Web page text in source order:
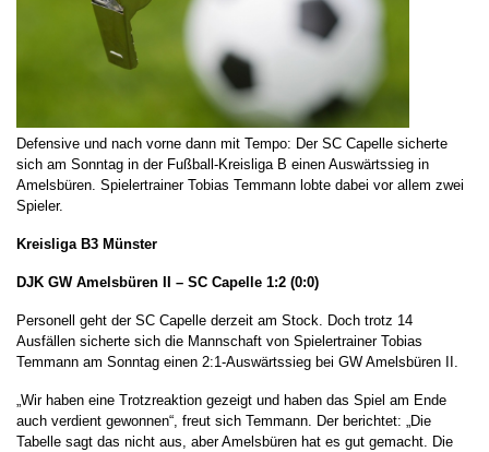
Defensive und nach vorne dann mit Tempo: Der SC Capelle sicherte
sich am Sonntag in der Fußball-Kreisliga B einen Auswärtssieg in
Amelsbüren. Spielertrainer Tobias Temmann lobte dabei vor allem zwei
Spieler.
Kreisliga B3 Münster
DJK GW Amelsbüren II – SC Capelle 1:2 (0:0)
Personell geht der SC Capelle derzeit am Stock. Doch trotz 14
Ausfällen sicherte sich die Mannschaft von Spielertrainer Tobias
Temmann am Sonntag einen 2:1-Auswärtssieg bei GW Amelsbüren II.
„Wir haben eine Trotzreaktion gezeigt und haben das Spiel am Ende
auch verdient gewonnen“, freut sich Temmann. Der berichtet: „Die
Tabelle sagt das nicht aus, aber Amelsbüren hat es gut gemacht. Die